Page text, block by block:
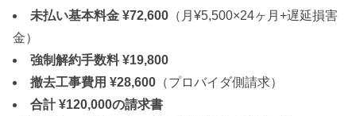
未払い基本料金 ¥72,600 （月¥5,500×24ヶ月+遅延損害
金）
強制解約手数料 ¥19,800
撤去工事費用 ¥28,600 （プロバイダ側請求）
合計 ¥120,000の請求書